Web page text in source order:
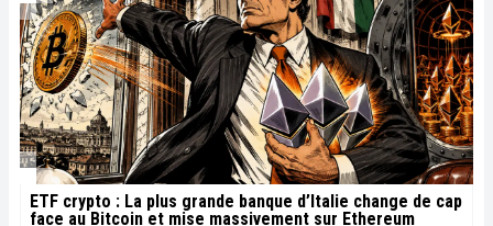
ETF crypto : La plus grande banque d’Italie change de cap
face au Bitcoin et mise massivement sur Ethereum